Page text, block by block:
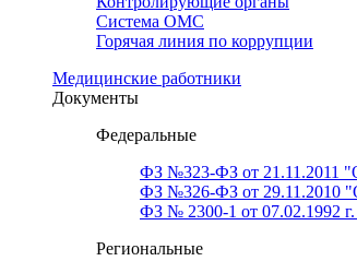
Система ОМС
Горячая линия по коррупции
Медицинские работники
Документы
Федеральные
ФЗ №323-ФЗ от 21.11.2011
ФЗ №326-ФЗ от 29.11.2010
ФЗ № 2300-1 от 07.02.1992
Региональные